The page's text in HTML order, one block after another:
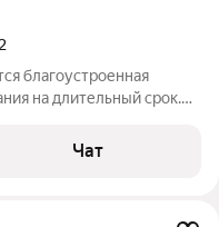
благоустроенная
на длительный срок.
Есть места для сна,
Чат